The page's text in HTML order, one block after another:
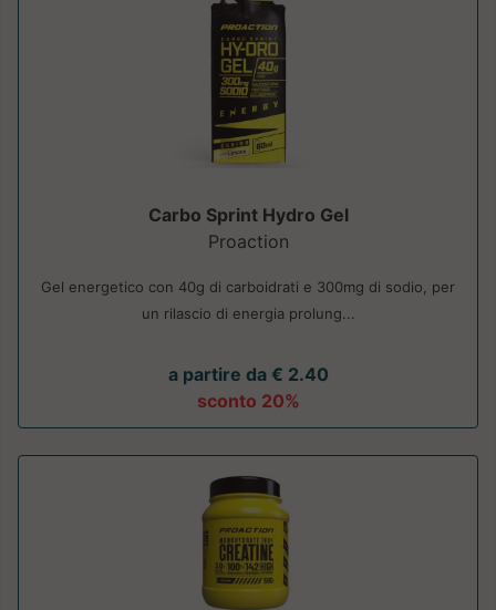
Carbo Sprint Hydro Gel
Proaction
Gel energetico con 40g di carboidrati e 300mg di sodio, per
un rilascio di energia prolung...
a partire da € 2.40
sconto 20%